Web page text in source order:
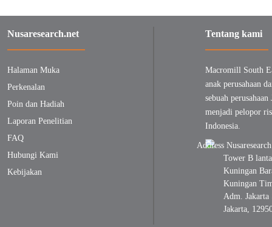
Nusaresearch.net
Halaman Muka
Perkenalan
Poin dan Hadiah
Laporan Penelitian
FAQ
Hubungi Kami
Kebijakan
Tentang kami
Macromill South
anak perusahaan
sebuah perusahaan
menjadi pelopor
Indonesia.
Tower B
Kuningan
Kuningan
Adm.
Jakarta,